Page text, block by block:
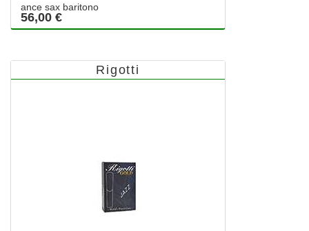
ance sax baritono
56,00 €
Rigotti